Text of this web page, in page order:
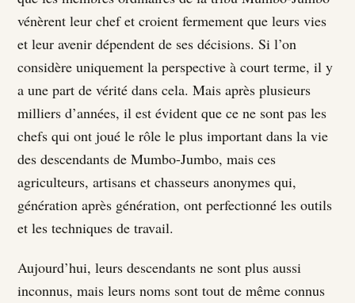
vénèrent leur chef et croient fermement que leurs vies
et leur avenir dépendent de ses décisions. Si l’on
considère uniquement la perspective à court terme, il y
a une part de vérité dans cela. Mais après plusieurs
milliers d’années, il est évident que ce ne sont pas les
chefs qui ont joué le rôle le plus important dans la vie
des descendants de Mumbo-Jumbo, mais ces
agriculteurs, artisans et chasseurs anonymes qui,
génération après génération, ont perfectionné les outils
et les techniques de travail.
Aujourd’hui, leurs descendants ne sont plus aussi
inconnus, mais leurs noms sont tout de même connus